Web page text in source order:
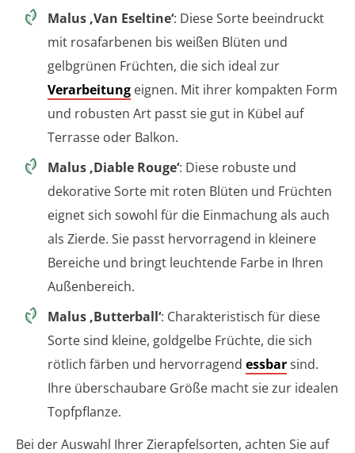
Malus ‚Van Eseltine‘: Diese Sorte beeindruckt
mit rosafarbenen bis weißen Blüten und
gelbgrünen Früchten, die sich ideal zur
Verarbeitung eignen. Mit ihrer kompakten Form
und robusten Art passt sie gut in Kübel auf
Terrasse oder Balkon.
Malus ‚Diable Rouge‘: Diese robuste und
dekorative Sorte mit roten Blüten und Früchten
eignet sich sowohl für die Einmachung als auch
als Zierde. Sie passt hervorragend in kleinere
Bereiche und bringt leuchtende Farbe in Ihren
Außenbereich.
Malus ‚Butterball‘: Charakteristisch für diese
Sorte sind kleine, goldgelbe Früchte, die sich
rötlich färben und hervorragend essbarsind.
Ihre überschaubare Größe macht sie zur idealen
Topfpflanze.
Bei der Auswahl Ihrer Zierapfelsorten, achten Sie auf